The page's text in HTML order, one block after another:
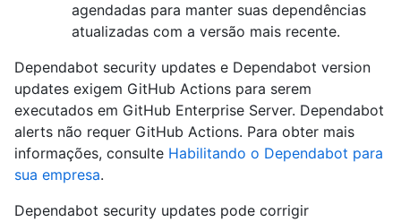
agendadas para manter suas dependências
atualizadas com a versão mais recente.
Dependabot security updates e Dependabot version
updates exigem GitHub Actions para serem
executados em GitHub Enterprise Server. Dependabot
alerts não requer GitHub Actions. Para obter mais
informações, consulte Habilitando o Dependabot para
sua empresa.
Dependabot security updates pode corrigir